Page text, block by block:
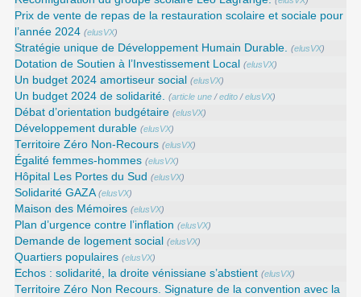
Prix de vente de repas de la restauration scolaire et sociale pour
l’année 2024 (elusVX)
Stratégie unique de Développement Humain Durable. (elusVX)
Dotation de Soutien à l’Investissement Local (elusVX)
Un budget 2024 amortiseur social (elusVX)
Un budget 2024 de solidarité. (article une /edito /elusVX)
Débat d’orientation budgétaire (elusVX)
Développement durable (elusVX)
Territoire Zéro Non-Recours (elusVX)
Égalité femmes-hommes (elusVX)
Hôpital Les Portes du Sud (elusVX)
Solidarité GAZA (elusVX)
Maison des Mémoires (elusVX)
Plan d’urgence contre l’inflation (elusVX)
Demande de logement social (elusVX)
Quartiers populaires (elusVX)
Echos : solidarité, la droite vénissiane s’abstient (elusVX)
Territoire Zéro Non Recours. Signature de la convention avec la